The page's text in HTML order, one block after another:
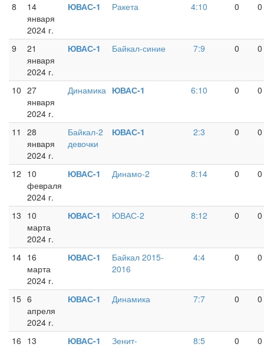
8
14
января
2024 г.
ЮВАС-1 Ракета 4:10 0 0
9
21
января
2024 г.
ЮВАС-1 Байкал-синие 7:9 0 0
10 27
января
2024 г.
Динамика ЮВАС-1 6:10 0 0
11
28
января
2024 г.
Байкал-2
девочки
ЮВАС-1 2:3 0 0
12 10
февраля
2024 г.
ЮВАС-1 Динамо-2 8:14 0 0
13 10
марта
2024 г.
ЮВАС-1 ЮВАС-2 8:12 0 0
14 16
марта
2024 г.
ЮВАС-1
Байкал 2015-
2016
4:4 0 0
15 6
апреля
2024 г.
ЮВАС-1 Динамика 7:7 0 0
16 13
ЮВАС-1
Зенит-
8:5 0 0